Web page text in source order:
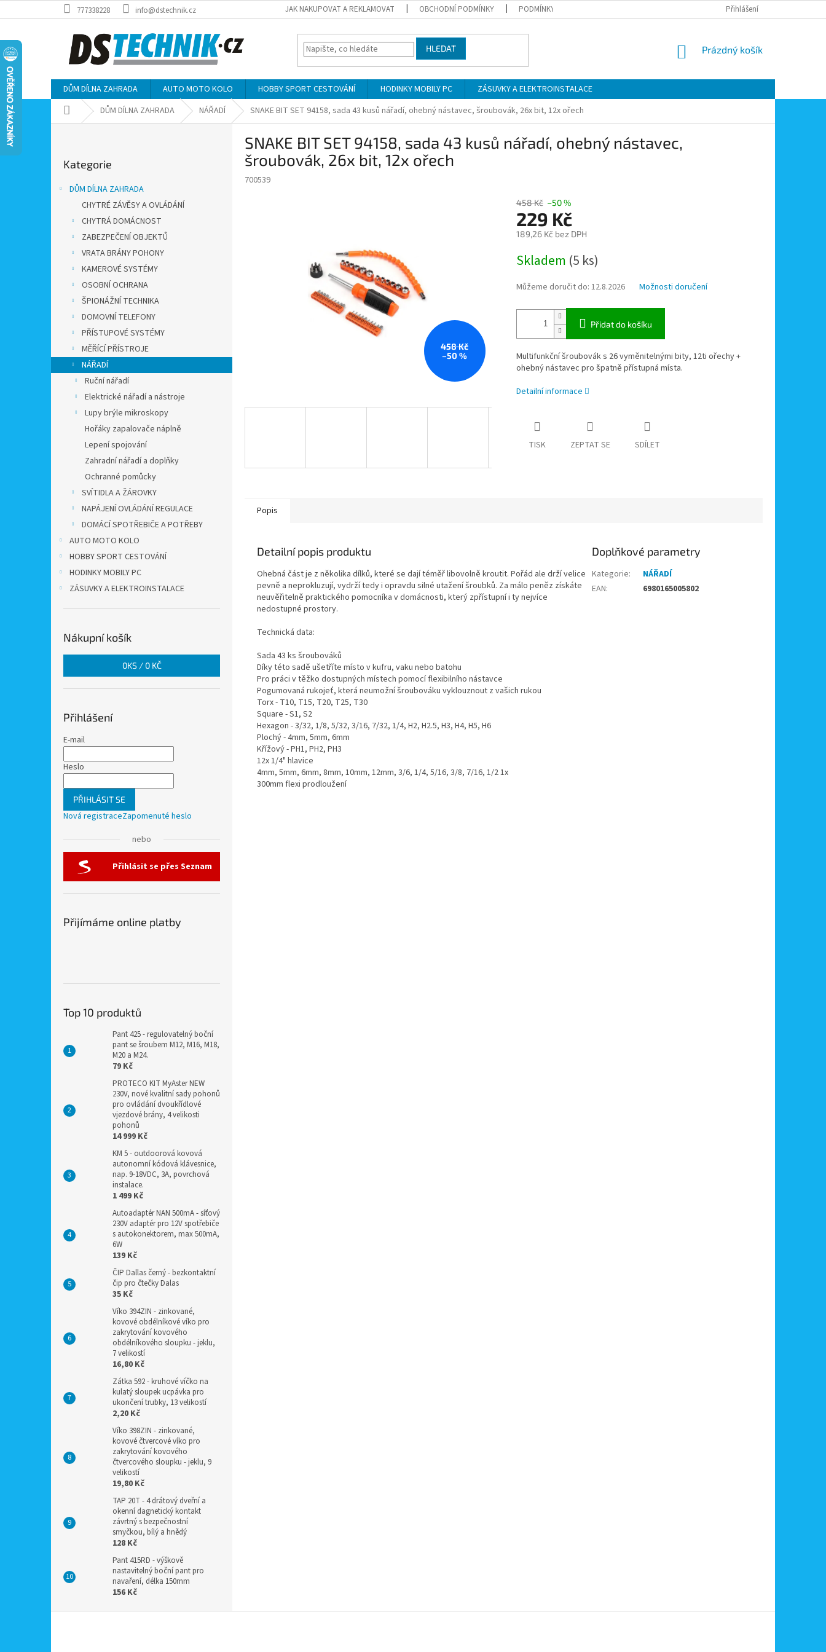
na
777338228 info@dstechnik.cz JAK NAKUPOVAT A REKLAMOVAT OBCHODNÍ PODMÍNKY PODMÍNKY OCHRANY OSOBNÍCH ÚDAJŮ MOJE OBJEDNÁVKA
Přihlášení
HLEDAT
NÁKUPNÍ
Prázdný košík
DŮM DÍLNA ZAHRADA AUTO MOTO KOLO HOBBY SPORT CESTOVÁNÍ HODINKY MOBILY PC
ZÁSUVKY A ELEKTROINSTALACE
Domů DŮM DÍLNA ZAHRADA NÁŘADÍ SNAKE BIT SET 94158, sada 43 kusů nářadí, ohebný nástavec, šroubovák, 26x bit, 12x ořech
kategorie
Kategorie
DŮM DÍLNA ZAHRADA
CHYTRÉ ZÁVĚSY A OVLÁDÁNÍ
CHYTRÁ DOMÁCNOST
ZABEZPEČENÍ OBJEKTŮ
VRATA BRÁNY POHONY
KAMEROVÉ SYSTÉMY
OSOBNÍ OCHRANA
ŠPIONÁŽNÍ TECHNIKA
DOMOVNÍ TELEFONY
PŘÍSTUPOVÉ SYSTÉMY
MĚŘÍCÍ PŘÍSTROJE
NÁŘADÍ
Ruční nářadí
Elektrické nářadí a nástroje
Lupy brýle mikroskopy
Hořáky zapalovače náplně
Lepení spojování
Zahradní nářadí a doplňky
Ochranné pomůcky
SVÍTIDLA A ŽÁROVKY
NAPÁJENÍ OVLÁDÁNÍ REGULACE
DOMÁCÍ SPOTŘEBIČE A POTŘEBY
AUTO MOTO KOLO
HOBBY SPORT CESTOVÁNÍ
HODINKY MOBILY PC
ZÁSUVKY A ELEKTROINSTALACE
Nákupní košík
0KS / 0 KČ
Přihlášení
E-mail
Heslo
PŘIHLÁSIT SE
Nová registraceZapomenuté heslo
nebo
Přihlásit se přes Seznam
Přijímáme online platby
Top 10 produktů
Pant 425 - regulovatelný boční
pant se šroubem M12, M16, M18,
M20 a M24.
79 Kč
PROTECO KIT MyAster NEW
230V, nové kvalitní sady pohonů
pro ovládání dvoukřídlové
vjezdové brány, 4 velikosti
pohonů
14 999 Kč
KM 5 - outdoorová kovová
autonomní kódová klávesnice,
nap. 9-18VDC, 3A, povrchová
instalace.
1 499 Kč
Autoadaptér NAN 500mA - síťový
230V adaptér pro 12V spotřebiče
s autokonektorem, max 500mA,
6W
139 Kč
ČIP Dallas černý - bezkontaktní
čip pro čtečky Dalas
35 Kč
Víko 394ZIN - zinkované,
kovové obdélníkové víko pro
zakrytování kovového
obdélníkového sloupku - jeklu,
7 velikostí
16,80 Kč
Zátka 592 - kruhové víčko na
kulatý sloupek ucpávka pro
ukončení trubky, 13 velikostí
2,20 Kč
Víko 398ZIN - zinkované,
kovové čtvercové víko pro
zakrytování kovového
čtvercového sloupku - jeklu, 9
velikostí
19,80 Kč
TAP 20T - 4 drátový dveřní a
okenní dagnetický kontakt
závrtný s bezpečnostní
smyčkou, bílý a hnědý
128 Kč
Pant 415RD - výškově
nastavitelný boční pant pro
navaření, délka 150mm
156 Kč
SNAKE BIT SET 94158, sada 43 kusů nářadí, ohebný nástavec,
šroubovák, 26x bit, 12x ořech
700539
458 Kč
–50 %
458 Kč –50 %
229 Kč
189,26 Kč bez DPH
cena:
Skladem (5 ks)
Můžeme doručit do: 12.8.2026 Možnosti doručení
Přidat do košíku
Multifunkční šroubovák s 26 vyměnitelnými bity, 12ti ořechy +
ohebný nástavec pro špatně přístupná místa.
Detailní informace
TISK ZEPTAT SE SDÍLET
Popis
Detailní popis produktu
Ohebná část je z několika dílků, které se dají téměř libovolně kroutit. Pořád ale drží velice
pevně a neprokluzují, vydrží tedy i opravdu silné utažení šroubků. Za málo peněz získáte
neuvěřitelně praktického pomocníka v domácnosti, který zpřístupní i ty nejvíce
nedostupné prostory.
Technická data:
Sada 43 ks šroubováků
Díky této sadě ušetříte místo v kufru, vaku nebo batohu
Pro práci v těžko dostupných místech pomocí flexibilního nástavce
Pogumovaná rukojeť, která neumožní šroubováku vyklouznout z vašich rukou
Torx - T10, T15, T20, T25, T30
Square - S1, S2
Hexagon - 3/32, 1/8, 5/32, 3/16, 7/32, 1/4, H2, H2.5, H3, H4, H5, H6
Plochý - 4mm, 5mm, 6mm
Křížový - PH1, PH2, PH3
12x 1/4" hlavice
4mm, 5mm, 6mm, 8mm, 10mm, 12mm, 3/6, 1/4, 5/16, 3/8, 7/16, 1/2 1x
300mm flexi prodloužení
Doplňkové parametry
Kategorie:
NÁŘADÍ
EAN: 6980165005802